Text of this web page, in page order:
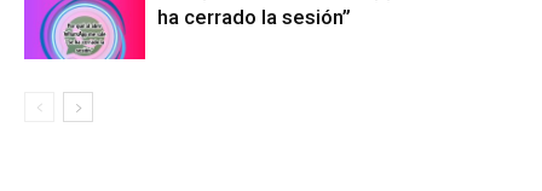
ha cerrado la sesión”